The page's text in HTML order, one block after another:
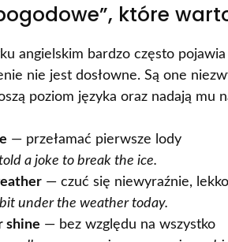
które
angielskim bardzo często
nie jest dosłowne. Są one
poziom języka oraz nadają mu
— przełamać pierwsze lody
a joke to break the ice.
— czuć się niewyraźnie,
bit under the weather today.
shine — bez względu na wszystko